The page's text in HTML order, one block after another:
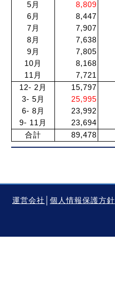
5月
8,809
6月
8,447
7月
7,907
8月
7,638
9月
7,805
10月
8,168
11月
7,721
12- 2月
15,797
3- 5月
25,995
6- 8月
23,992
9- 11月
23,694
合計
89,478
運営会社 個人情報保護方針